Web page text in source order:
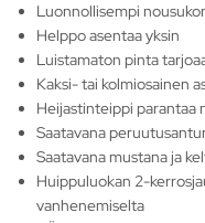
Luonnollisempi
Helppo asentaa yksin
Luistamaton pinta
Kaksi- tai kolmiosainen
Heijastinteippi parantaa
Saatavana
Saatavana mustana ja
Huippuluokan 2-
vanhenemiselta